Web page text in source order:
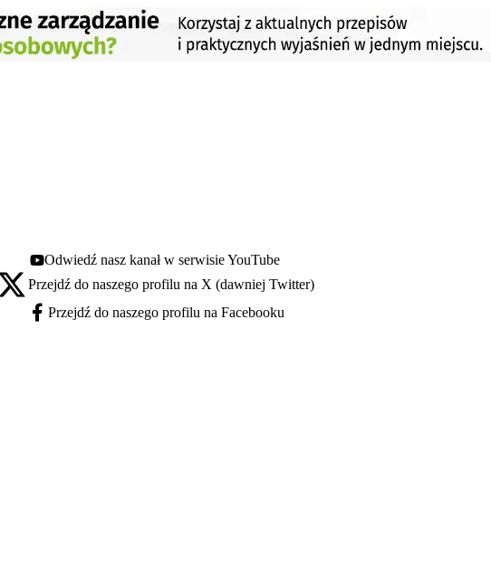
Youtube - otwiera się w nowej karcie
Odwiedź nasz kanał w serwisie YouTube
X - otwiera się w nowej karcie
Przejdź do naszego profilu na X (dawniej Twitter)
Facebook - otwiera się w nowej karcie
Przejdź do naszego profilu na Facebooku